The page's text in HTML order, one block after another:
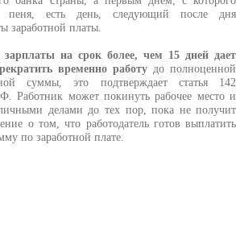
пеня, есть день, следующий после дня
заработной платы.
на срок более, чем 15 дней дает
временно работу до полноценной
суммы, это подтверждает статья 142
Работник может покинуть рабочее место и
делами до тех пор, пока не получит
о том, что работодатель готов выплатить
по заработной плате.